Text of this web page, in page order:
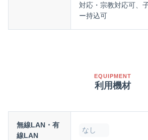
対応・宗教対応可、
ー持込可
EQUIPMENT
利用機材
無線LAN・有
線LAN
なし